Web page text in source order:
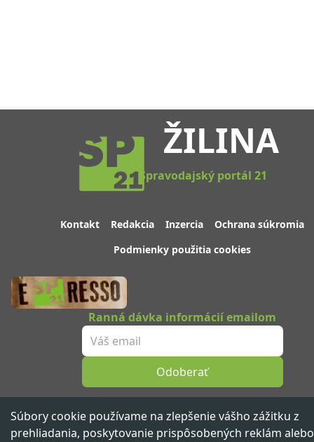
Súbory cookie používame na zlepšenie vášho zážitku z
prehliadania, poskytovanie prispôsobených reklám alebo
ŽILINA
Spravodajský portál 21
Kontakt Redakcia Inzercia
Ochrana súkromia
Podmienky použitia cookies
Ranná dávka informácií emailom
Odoberať